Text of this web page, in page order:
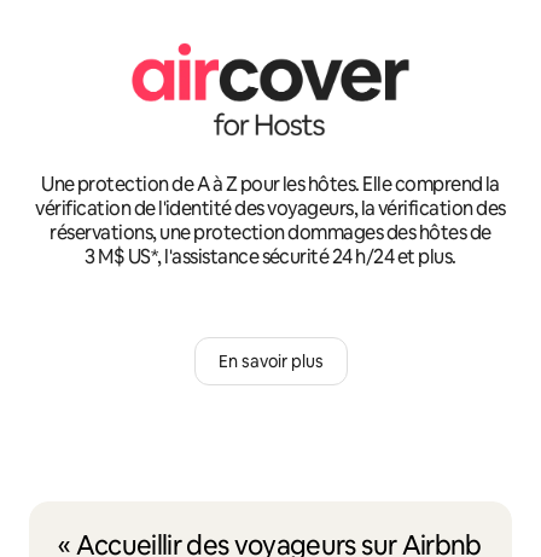
Une protection de A à Z pour les hôtes. Elle comprend la
vérification de l'identité des voyageurs, la vérification des
réservations, une protection dommages des hôtes de
3 M$ US*, l'assistance sécurité 24 h/24 et plus.
En savoir plus
« Accueillir des voyageurs sur Airbnb